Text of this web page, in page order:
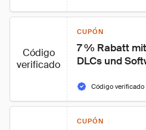
Código
verificado
CUPÓN
7 % Rabatt
DLCs und
Código verificado
CUPÓN